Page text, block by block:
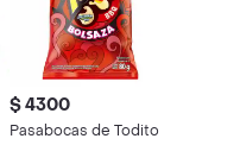
$ 4300
Pasabocas de Todito